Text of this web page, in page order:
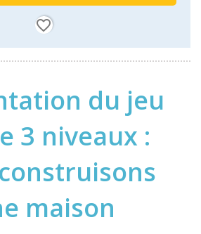
favorite_border
du jeu
3 niveaux :
maison